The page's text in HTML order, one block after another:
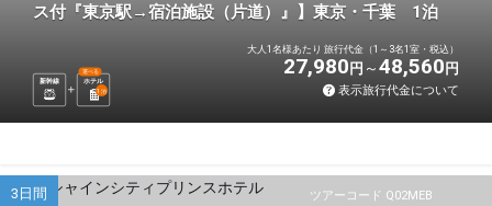
ス付『東京駅→宿泊施設（片道）』】東京・千葉 1泊
新幹線 ホテル
選べる
1 泊
大人1名様あたり 旅行代金（1～3名1室・税込）
27,980 円 48,560 円
表示旅行代金について
ツアーコード Q02MEB
3日間